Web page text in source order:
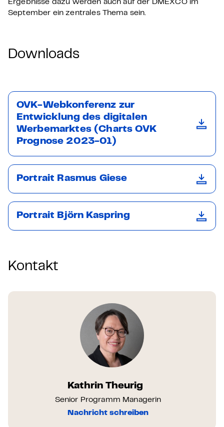
Ergebnisse dazu werden auch auf der DMEXCO im
September ein zentrales Thema sein.
Downloads
OVK-Webkonferenz zur
Entwicklung des digitalen
Werbemarktes (Charts OVK
Prognose 2023-01)
Portrait Rasmus Giese
Portrait Björn Kaspring
Kontakt
Kathrin Theurig
Senior Programm Managerin
Nachricht schreiben